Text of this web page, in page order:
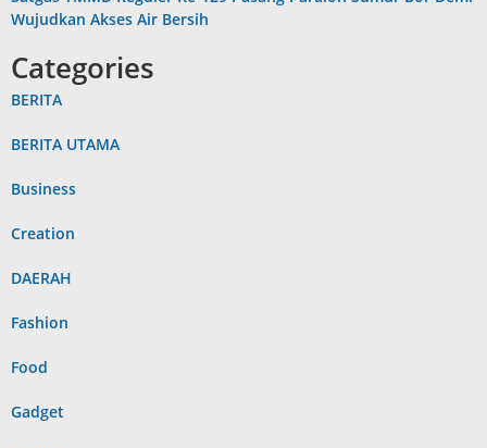
Wujudkan Akses Air Bersih
Categories
BERITA
BERITA UTAMA
Business
Creation
DAERAH
Fashion
Food
Gadget